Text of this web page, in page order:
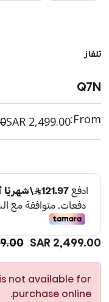
تلفاز
Q7N
From:
SAR2,499.00
SAR 2,499.00
not available for
purchase online.